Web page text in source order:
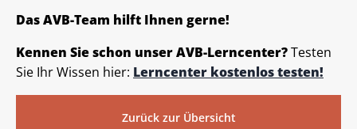
Das AVB-Team hilft Ihnen gerne!
Kennen Sie schon unser AVB-Lerncenter?Testen
Sie Ihr Wissen hier: Lerncenter kostenlos testen!
Zurück zur Übersicht